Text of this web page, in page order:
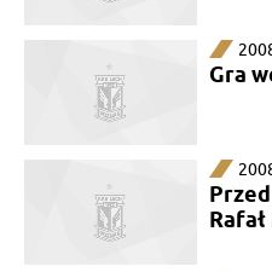
Gra